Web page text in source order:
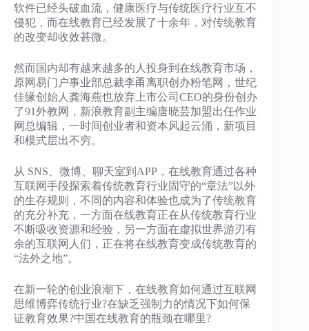
软件已经头破血流，健康医疗与传统医疗行业互不
侵犯，而在线教育已经发展了十余年，对传统教育
的改变却收效甚微。
然而国内却有越来越多的人投身到在线教育市场，
原网易门户事业部总裁李甬离职创办粉笔网，世纪
佳缘创始人龚海燕也放弃上市公司CEO的身份创办
了91外教网，新浪教育副主编唐晓芸加盟出任作业
网总编辑，一时间创业者和资本风起云涌，新项目
和模式层出不穷。
从 SNS、微博、聊天室到APP，在线教育通过各种
互联网手段探索着传统教育行业固守的“章法”以外
的生存规则，不同的内容和体验也成为了传统教育
的充分补充，一方面在线教育正在从传统教育行业
不断吸收资源和经验，另一方面在虚拟世界游刃有
余的互联网人们，正在将在线教育变成传统教育的
“法外之地”。
在新一轮的创业浪潮下，在线教育如何通过互联网
思维博弈传统行业?在缺乏强制力的情况下如何保
证教育效果?中国在线教育的瓶颈在哪里?